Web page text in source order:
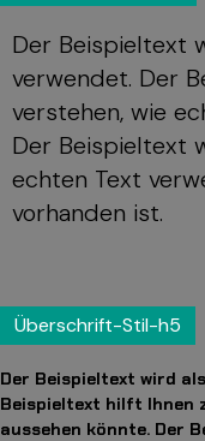
Der Beispieltext
verwendet. Der
verstehen, wie
Der Beispieltext
echten Text
vorhanden ist.
Überschrift-Stil-h5
Der Beispieltext wird
Beispieltext hilft Ihnen
aussehen könnte. Der